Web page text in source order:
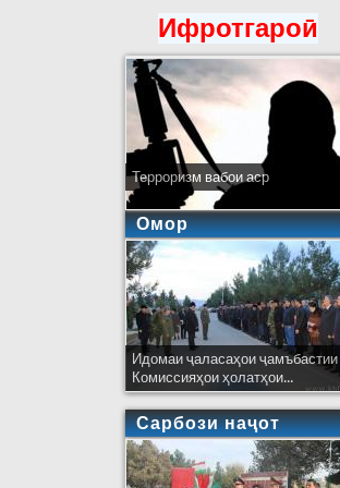
Ифротгароӣ
Терроризм вабои аср
Омор
Идомаи ҷаласаҳои ҷамъбастии
Комиссияҳои ҳолатҳои...
Сарбози наҷот